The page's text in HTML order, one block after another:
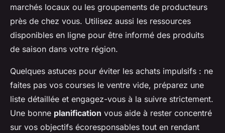
marchés locaux ou les groupements de producteurs
près de chez vous. Utilisez aussi les ressources
disponibles en ligne pour être informé des produits
de saison dans votre région.
Quelques astuces pour éviter les achats impulsifs : ne
faites pas vos courses le ventre vide, préparez une
liste détaillée et engagez-vous à la suivre strictement.
Une bonne planification vous aide à rester concentré
sur vos objectifs écoresponsables tout en rendant